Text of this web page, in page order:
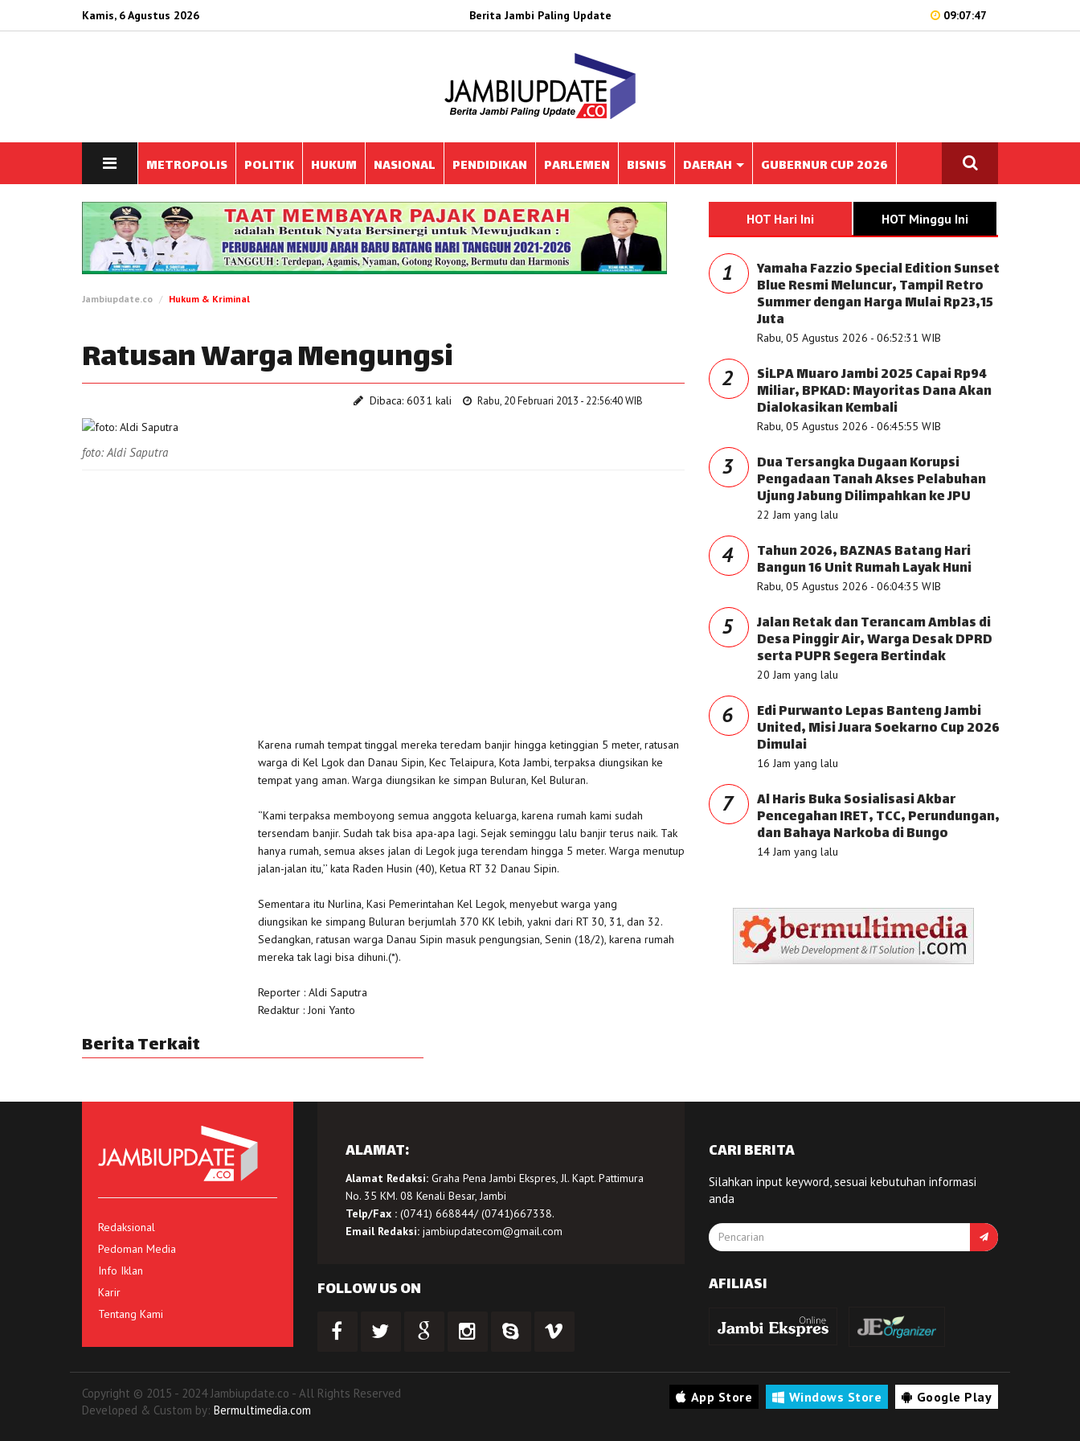
Kamis, 6 Agustus 2026 Berita Jambi Paling Update 09:07:47
METROPOLIS POLITIK HUKUM NASIONAL PENDIDIKAN PARLEMEN BISNIS DAERAH GUBERNUR CUP 2026
Jambiupdate.co Hukum & Kriminal
Ratusan Warga Mengungsi
Dibaca: 6031 kali Rabu, 20 Februari 2013 - 22:56:40 WIB
foto: Aldi Saputra
Karena rumah tempat tinggal mereka teredam banjir hingga ketinggian 5 meter, ratusan
warga di Kel Lgok dan Danau Sipin, Kec Telaipura, Kota Jambi, terpaksa diungsikan ke
tempat yang aman. Warga diungsikan ke simpan Buluran, Kel Buluran.
‘’Kami terpaksa memboyong semua anggota keluarga, karena rumah kami sudah
tersendam banjir. Sudah tak bisa apa-apa lagi. Sejak seminggu lalu banjir terus naik. Tak
hanya rumah, semua akses jalan di Legok juga terendam hingga 5 meter. Warga menutup
jalan-jalan itu,’’ kata Raden Husin (40), Ketua RT 32 Danau Sipin.
Sementara itu Nurlina, Kasi Pemerintahan Kel Legok, menyebut warga yang
diungsikan ke simpang Buluran berjumlah 370 KK lebih, yakni dari RT 30, 31, dan 32.
Sedangkan, ratusan warga Danau Sipin masuk pengungsian, Senin (18/2), karena rumah
mereka tak lagi bisa dihuni.(*).
Reporter : Aldi Saputra
Redaktur : Joni Yanto
Berita Terkait
HOT Hari Ini HOT Minggu Ini
1 Yamaha Fazzio Special Edition Sunset
Blue Resmi Meluncur, Tampil Retro
Summer dengan Harga Mulai Rp23,15
Juta
Rabu, 05 Agustus 2026 - 06:52:31 WIB
2 SiLPA Muaro Jambi 2025 Capai Rp94
Miliar, BPKAD: Mayoritas Dana Akan
Dialokasikan Kembali
Rabu, 05 Agustus 2026 - 06:45:55 WIB
3 Dua Tersangka Dugaan Korupsi
Pengadaan Tanah Akses Pelabuhan
Ujung Jabung Dilimpahkan ke JPU
22 Jam yang lalu
4 Tahun 2026, BAZNAS Batang Hari
Bangun 16 Unit Rumah Layak Huni
Rabu, 05 Agustus 2026 - 06:04:35 WIB
5 Jalan Retak dan Terancam Amblas di
Desa Pinggir Air, Warga Desak DPRD
serta PUPR Segera Bertindak
20 Jam yang lalu
6 Edi Purwanto Lepas Banteng Jambi
United, Misi Juara Soekarno Cup 2026
Dimulai
16 Jam yang lalu
7 Al Haris Buka Sosialisasi Akbar
Pencegahan IRET, TCC, Perundungan,
dan Bahaya Narkoba di Bungo
14 Jam yang lalu
Redaksional
Pedoman Media
Info Iklan
Karir
Tentang Kami
ALAMAT:
Alamat Redaksi:Graha Pena Jambi Ekspres, Jl. Kapt. Pattimura
No. 35 KM. 08 Kenali Besar, Jambi
Telp/Fax :(0741) 668844/ (0741)667338.
Email Redaksi: jambiupdatecom@gmail.com
FOLLOW US ON
CARI BERITA
Silahkan input keyword, sesuai kebutuhan informasi
anda
AFILIASI
Copyright © 2015 - 2024 Jambiupdate.co - All Rights Reserved
Developed & Custom by: Bermultimedia.com
App Store Windows Store Google Play